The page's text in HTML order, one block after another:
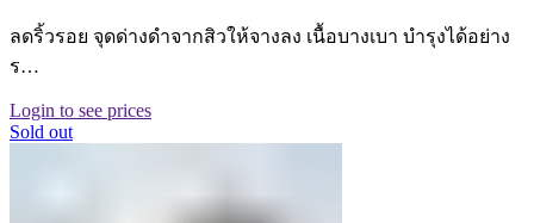
ลดริ้วรอย จุดด่างดำจากสิวให้จางลง เนื้อบางเบา บำรุงได้อย่าง
ร…
Login to see prices
Sold out